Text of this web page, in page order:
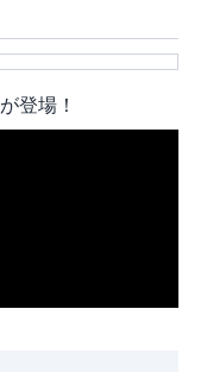
が登場！